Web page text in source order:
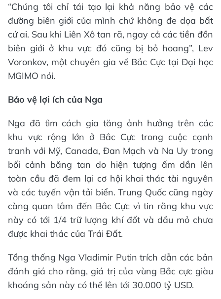
“Chúng tôi chỉ tái tạo lại khả năng bảo vệ các
đường biên giới của mình chứ không đe dọa bất
cứ ai. Sau khi Liên Xô tan rã, ngay cả các tiền đồn
biên giới ở khu vực đó cũng bị bỏ hoang”, Lev
Voronkov, một chuyên gia về Bắc Cực tại Đại học
MGIMO nói.
Bảo vệ lợi ích của Nga
Nga đã tìm cách gia tăng ảnh hưởng trên các
khu vực rộng lớn ở Bắc Cực trong cuộc cạnh
tranh với Mỹ, Canada, Đan Mạch và Na Uy trong
bối cảnh băng tan do hiện tượng ấm dần lên
toàn cầu đã đem lại cơ hội khai thác tài nguyên
và các tuyến vận tải biển. Trung Quốc cũng ngày
càng quan tâm đến Bắc Cực vì tin rằng khu vực
này có tới 1/4 trữ lượng khí đốt và dầu mỏ chưa
được khai thác của Trái Đất.
Tổng thống Nga Vladimir Putin trích dẫn các bản
đánh giá cho rằng, giá trị của vùng Bắc cực giàu
khoáng sản này có thể lên tới 30.000 tỷ USD.